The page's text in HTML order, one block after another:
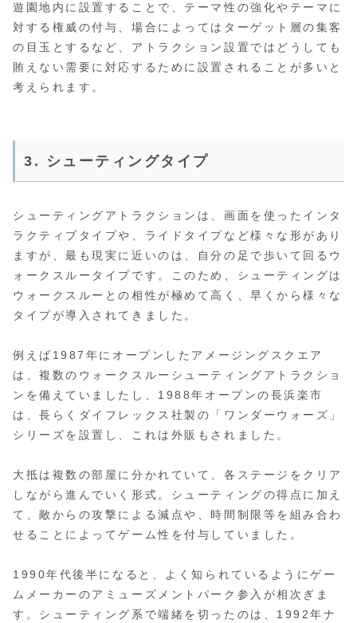
遊園地内に設置することで、テーマ性の強化やテーマに
対する権威の付与、場合によってはターゲット層の集客
の目玉とするなど、アトラクション設置ではどうしても
賄えない需要に対応するために設置されることが多いと
考えられます。
3. シューティングタイプ
シューティングアトラクションは、画面を使ったインタ
ラクティブタイプや、ライドタイプなど様々な形があり
ますが、最も現実に近いのは、自分の足で歩いて回るウ
ォークスルータイプです。このため、シューティングは
ウォークスルーとの相性が極めて高く、早くから様々な
タイプが導入されてきました。
例えば1987年にオープンしたアメージングスクエア
は、複数のウォークスルーシューティングアトラクショ
ンを備えていましたし、1988年オープンの長浜楽市
は、長らくダイフレックス社製の「ワンダーウォーズ」
シリーズを設置し、これは外販もされました。
大抵は複数の部屋に分かれていて、各ステージをクリア
しながら進んでいく形式。シューティングの得点に加え
て、敵からの攻撃による減点や、時間制限等を組み合わ
せることによってゲーム性を付与していました。
1990年代後半になると、よく知られているようにゲー
ムメーカーのアミューズメントパーク参入が相次ぎま
す。シューティング系で端緒を切ったのは、1992年ナ